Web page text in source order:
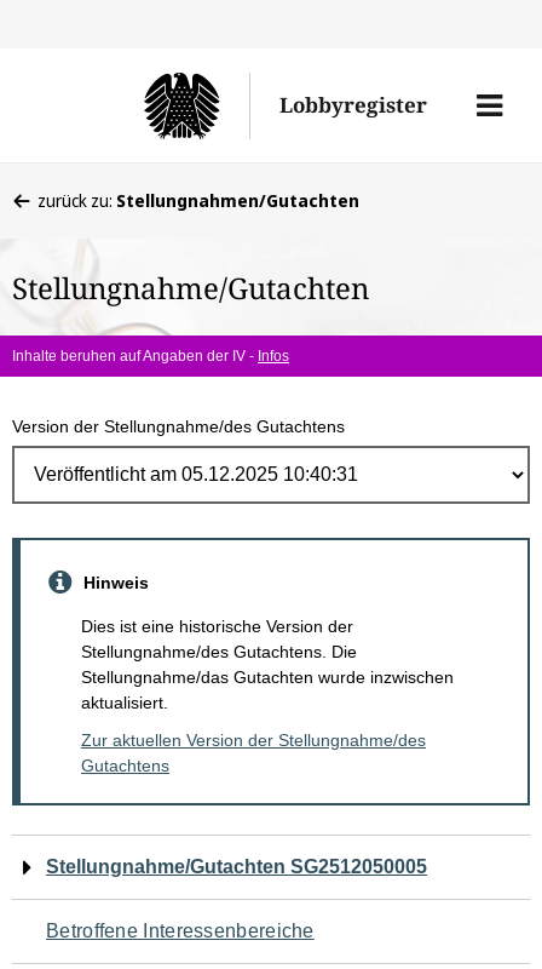
Lobbyregister
Menü
befinden
hier:
zurück zu: Stellungnahmen/Gutachten
Stellungnahme/Gutachten
Inhalte beruhen auf Angaben der IV - Infos
Version der Stellungnahme/des Gutachtens
Hinweis
Dies ist eine historische Version der
Stellungnahme/des Gutachtens. Die
Stellungnahme/das Gutachten wurde inzwischen
aktualisiert.
Zur aktuellen Version der Stellungnahme/des
Gutachtens
Navigation
für
Stellungnahme/Gutachten SG2512050005
Betroffene Interessenbereiche